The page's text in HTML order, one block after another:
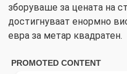
зборуваше за цената на
достигнуваат енормно
евра за метар квадратен.